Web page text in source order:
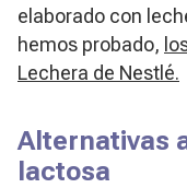
elaborado con
hemos probado,
Lechera de Nestlé.
Alternativas
lactosa